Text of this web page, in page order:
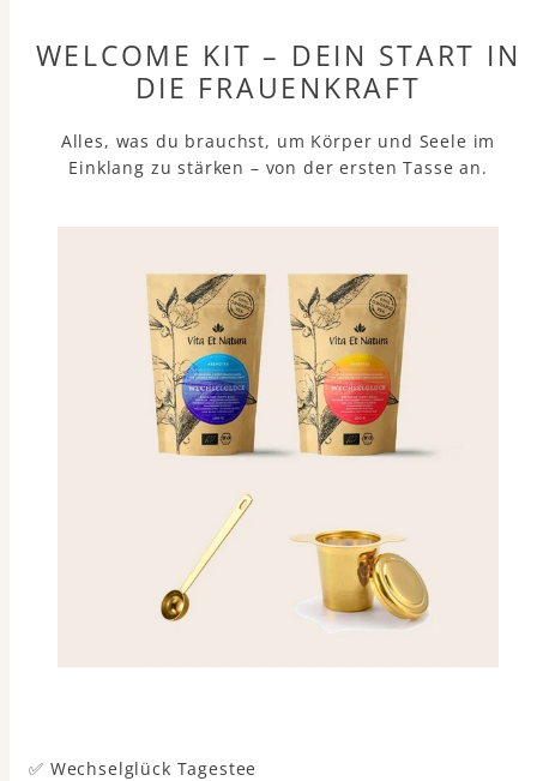
WELCOME KIT – DEIN START IN
DIE FRAUENKRAFT
Alles, was du brauchst, um Körper und Seele im
Einklang zu stärken – von der ersten Tasse an.
✅ Wechselglück Tagestee